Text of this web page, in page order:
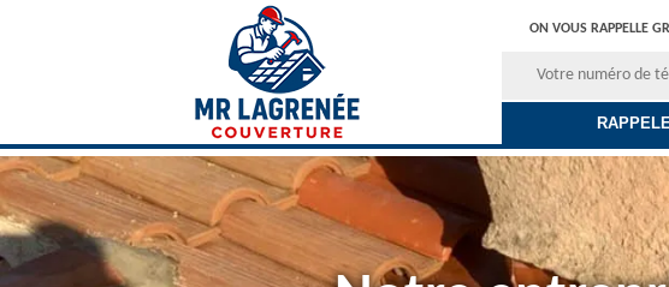
ON VOUS RAPPELLE